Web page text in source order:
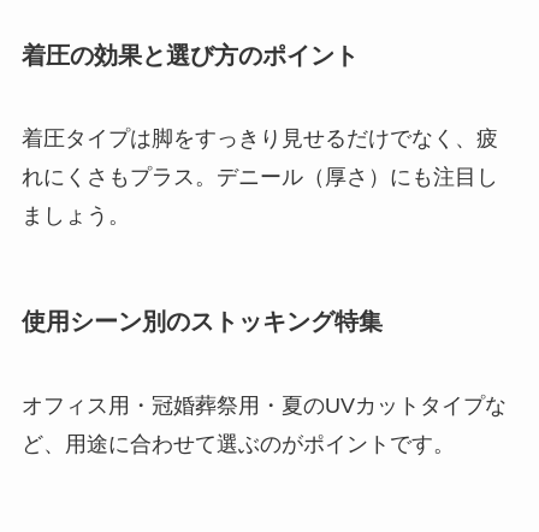
着圧の効果と選び方のポイント
着圧タイプは脚をすっきり見せるだけでなく、疲
れにくさもプラス。デニール（厚さ）にも注目し
ましょう。
使用シーン別のストッキング特集
オフィス用・冠婚葬祭用・夏のUVカットタイプな
ど、用途に合わせて選ぶのがポイントです。